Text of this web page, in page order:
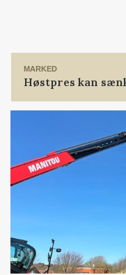
MARKED
Høstpres kan